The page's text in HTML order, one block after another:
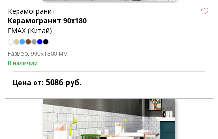
Керамогранит
Керамогранит 90x180
FMAX (Китай)
Размер: 900x1800 мм
В наличии
Цена от: 5086 руб.